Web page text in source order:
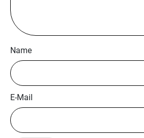
Name
E-Mail